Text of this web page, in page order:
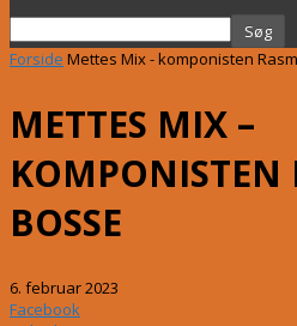
Forside Mettes Mix - komponisten
METTES MIX –
KOMPONISTEN
BOSSE
6. februar 2023
Facebook